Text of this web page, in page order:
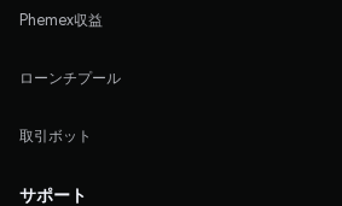
Phemex収益
ローンチプール
取引ボット
サポート